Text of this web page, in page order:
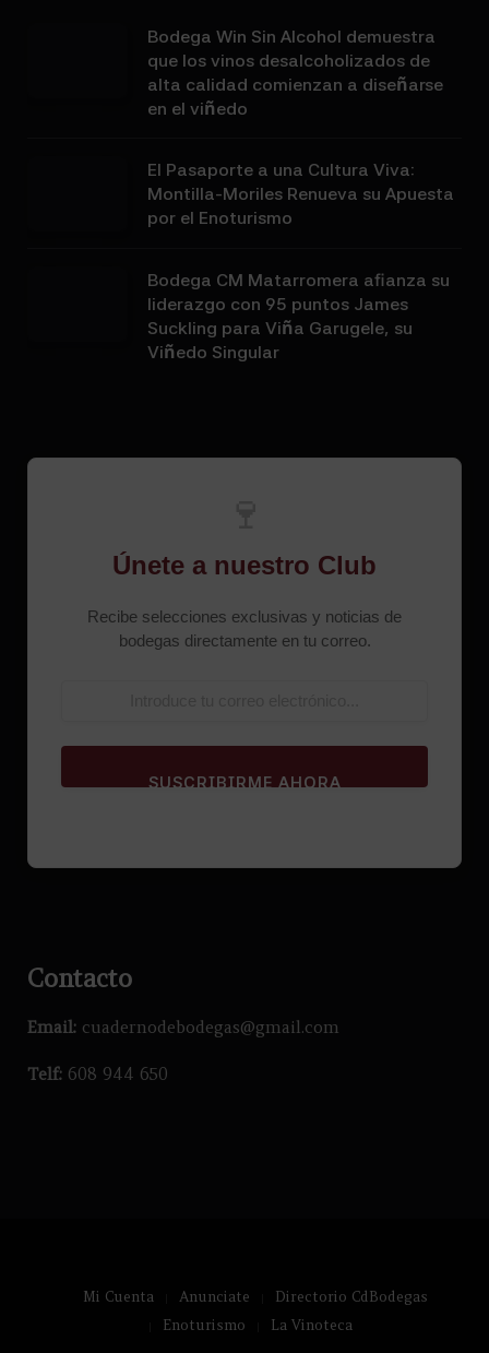
Bodega Win Sin Alcohol demuestra
que los vinos desalcoholizados de
alta calidad comienzan a diseñarse
en el viñedo
El Pasaporte a una Cultura Viva:
Montilla-Moriles Renueva su Apuesta
por el Enoturismo
Bodega CM Matarromera afianza su
liderazgo con 95 puntos James
Suckling para Viña Garugele, su
Viñedo Singular
Únete a nuestro Club
Recibe selecciones exclusivas y noticias de
bodegas directamente en tu correo.
SUSCRIBIRME AHORA
Contacto
Email: cuadernodebodegas@gmail.com
Telf: 608 944 650
Mi Cuenta Anunciate
Directorio CdBodegas
Enoturismo
La Vinoteca